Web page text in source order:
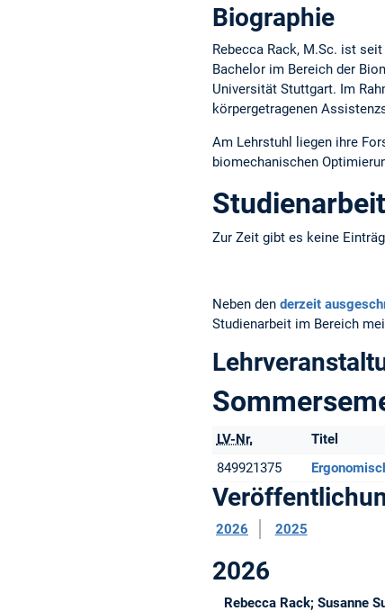
Biographie
Rebecca Rack, M.Sc. ist
Bachelor im Bereich der
Universität Stuttgart. Im
körpergetragenen
Am Lehrstuhl liegen ihre
biomechanischen
Zur Zeit gibt es keine
Neben den derzeit
Studienarbeit im Bereich
LV-Nr. Titel
849921375
2026 2025
2026
Rebecca Rack; Susanne